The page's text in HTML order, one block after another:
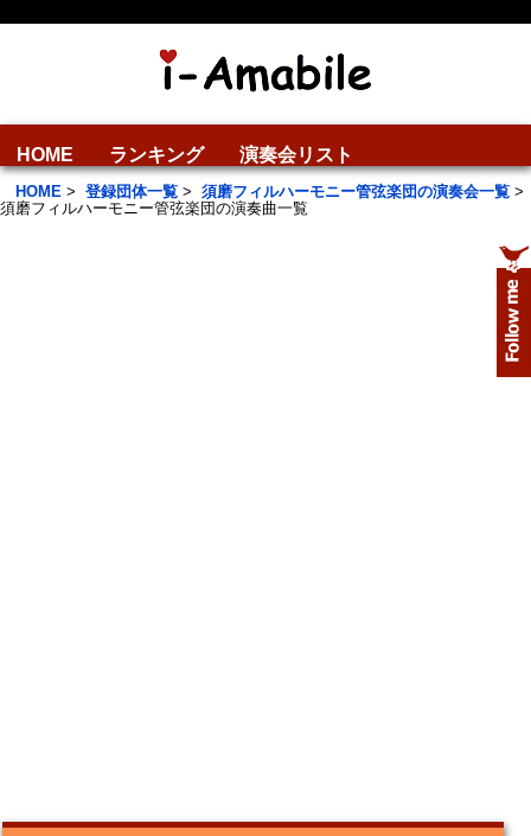
HOME ランキング 演奏会リスト
HOME > 登録団体一覧 > 須磨フィルハーモニー管弦楽団の演奏会一覧 >
須磨フィルハーモニー管弦楽団の演奏曲一覧